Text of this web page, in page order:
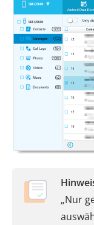
„Nur